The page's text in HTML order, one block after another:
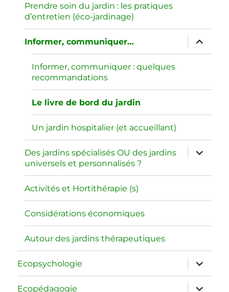
Prendre soin du jardin : les pratiques
d’entretien (éco-jardinage)
Informer, communiquer…
ouvrir
le
sous-
Informer, communiquer : quelques
recommandations
Le livre de bord du jardin
Un jardin hospitalier (et accueillant)
Des jardins spécialisés OU des jardins
universels et personnalisés ?
ouvrir
le
menu
Activités et Hortithérapie (s)
Considérations économiques
Autour des jardins thérapeutiques
Ecopsychologie
ouvrir
le
sous-
menu
Ecopédagogie
ouvrir